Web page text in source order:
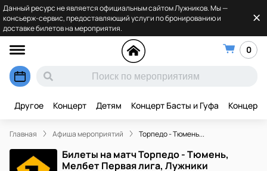
Данный ресурс не является официальным сайтом Лужников. Мы —
консьерж-сервис, предоставляющий услуги по бронированию и
доставке билетов на мероприятия.
0
Другое Концерт Детям Концерт Басты и Гуфа Концерт
Главная Афиша мероприятий Торпедо - Тюмень...
Билеты на матч Торпедо - Тюмень,
Мелбет Первая лига, Лужники